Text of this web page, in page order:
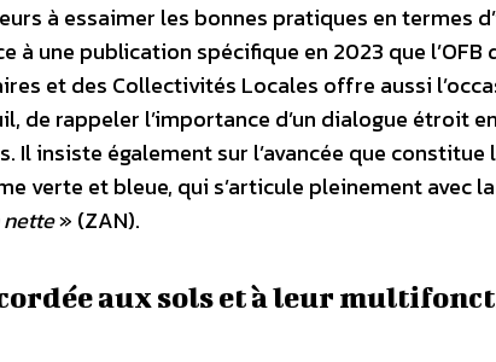
à essaimer les bonnes pratiques en termes
à une publication spécifique en 2023 que
et des Collectivités Locales offre aussi
de rappeler l’importance d’un dialogue étroit
Il insiste également sur l’avancée que
verte et bleue, qui s’articule pleinement avec
» (ZAN).
aux sols et à leur